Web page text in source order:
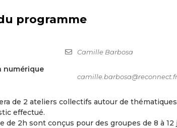
programme
numérique
Camille Barbosa
de 2 ateliers collectifs autour de
effectué.
de 2h sont conçus pour des groupes de 8 à 12